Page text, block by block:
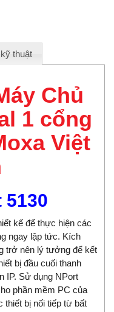
thuật
Chủ
1 cổng
Việt
5130
kế để thực hiện các
ngay lập tức. Kích
trở nên lý tưởng để kết
bị đầu cuối thanh
IP. Sử dụng NPort
phần mềm PC của
thiết bị nối tiếp từ bất